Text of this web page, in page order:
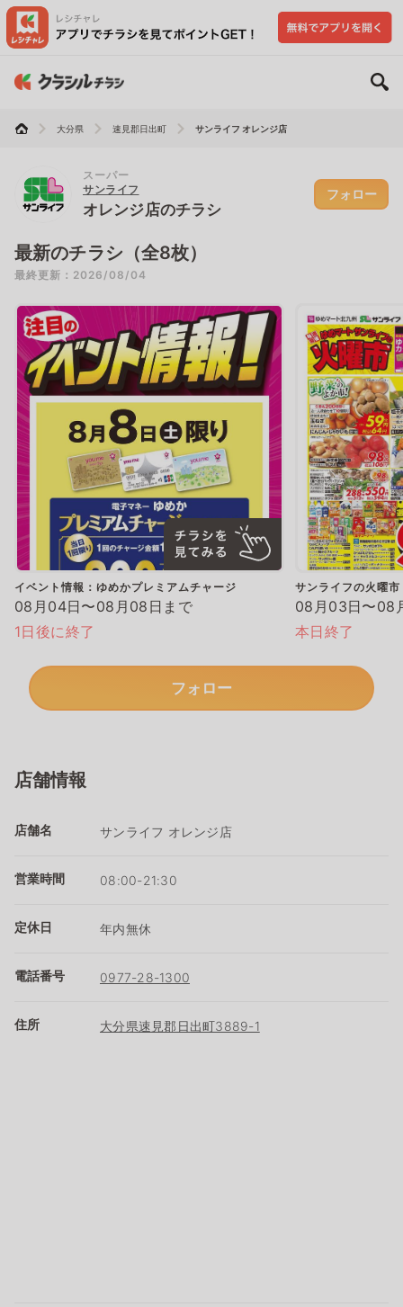
大分県 速見郡日出町 サンライフ オレンジ店
スーパー
サンライフ
オレンジ店のチラシ
フォロー
最新のチラシ（全8枚）
最終更新：2026/08/04
イベント情報：ゆめかプレミアムチャージ
08月04日〜08月08日まで
1日後に終了
サンライフの火曜市
08月03日〜08
本日終了
フォロー
店舗情報
店舗名 サンライフ オレンジ店
営業時間 08:00-21:30
定休日 年内無休
電話番号 0977-28-1300
住所 大分県速見郡日出町3889-1